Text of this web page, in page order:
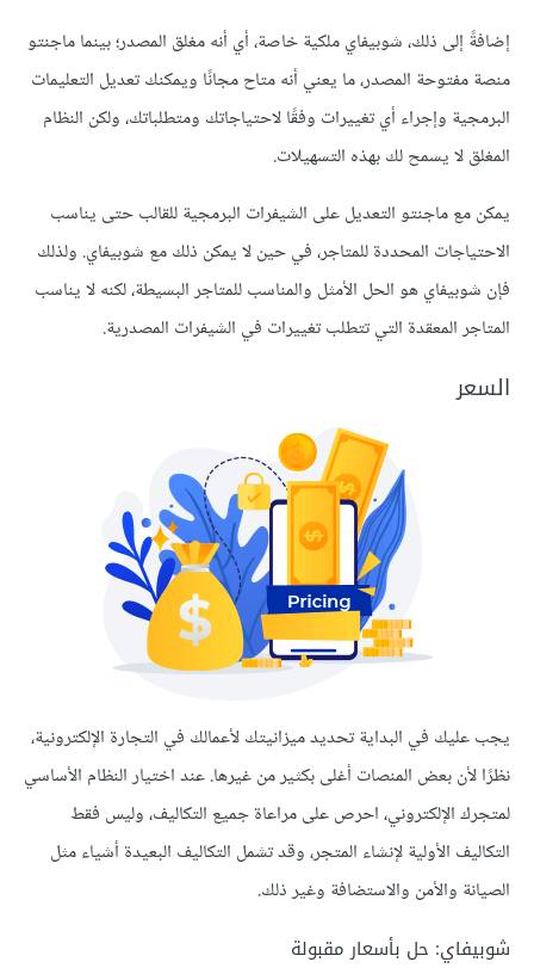
إضافةً إلى ذلك، شوبيفاي ملكية خاصة، أي أنه مغلق المصدر؛ بينما ماجنتو
منصة مفتوحة المصدر، ما يعني أنه متاح مجانًا ويمكنك تعديل التعليمات
البرمجية وإجراء أي تغييرات وفقًا لاحتياجاتك ومتطلباتك، ولكن النظام
المغلق لا يسمح لك بهذه التسهيلات.
يمكن مع ماجنتو التعديل على الشيفرات البرمجية للقالب حتى يناسب
الاحتياجات المحددة للمتاجر، في حين لا يمكن ذلك مع شوبيفاي. ولذلك
فإن شوبيفاي هو الحل الأمثل والمناسب للمتاجر البسيطة، لكنه لا يناسب
المتاجر المعقدة التي تتطلب تغييرات في الشيفرات المصدرية.
السعر
يجب عليك في البداية تحديد ميزانيتك لأعمالك في التجارة الإلكترونية،
نظرًا لأن بعض المنصات أغلى بكثير من غيرها. عند اختيار النظام الأساسي
لمتجرك الإلكتروني، احرص على مراعاة جميع التكاليف، وليس فقط
التكاليف الأولية لإنشاء المتجر، وقد تشمل التكاليف البعيدة أشياء مثل
الصيانة والأمن والاستضافة وغير ذلك.
شوبيفاي: حل بأسعار مقبولة